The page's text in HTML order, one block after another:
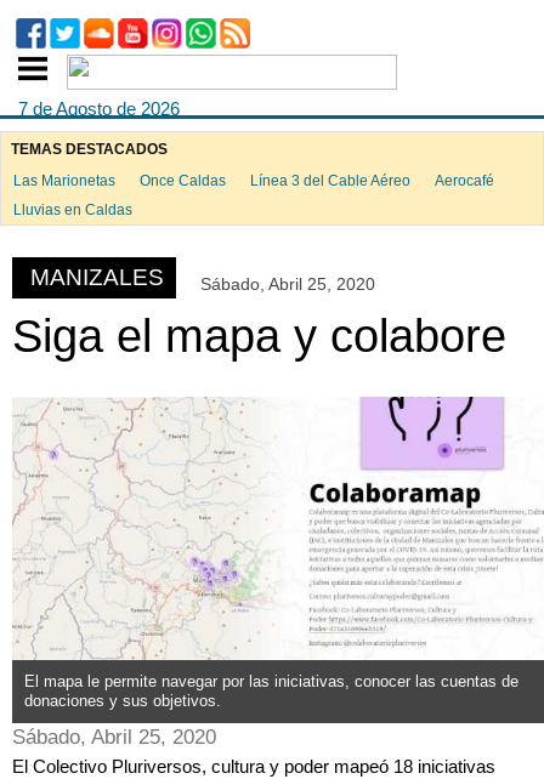
7 de Agosto de 2026
TEMAS DESTACADOS
Las Marionetas
Once Caldas Línea 3 del Cable Aéreo
Aerocafé
Lluvias en Caldas
MANIZALES Sábado, Abril 25, 2020
Siga el mapa y colabore
El mapa le permite navegar por las iniciativas, conocer las cuentas de
donaciones y sus objetivos.
Sábado, Abril 25, 2020
El Colectivo Pluriversos, cultura y poder mapeó 18 iniciativas